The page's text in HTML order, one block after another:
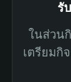
รั
ในส่วน
เตรียมกิ